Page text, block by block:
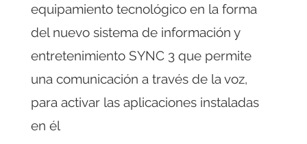
equipamiento tecnológico en la forma
del nuevo sistema de información y
entretenimiento SYNC 3 que permite
una comunicación a través de la voz,
para activar las aplicaciones instaladas
en él